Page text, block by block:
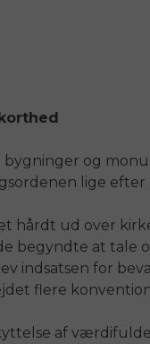
bygninger og
lige efter
hårdt ud over
begyndte at tale
indsatsen for
flere
af